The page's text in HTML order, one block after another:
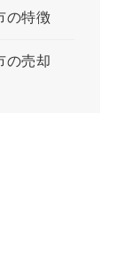
の特徴
の売却